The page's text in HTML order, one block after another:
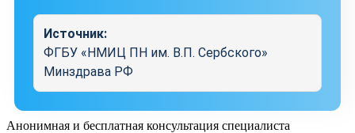
Источник:
ФГБУ «НМИЦ ПН им. В.П. Сербского»
Минздрава РФ
Анонимная и бесплатная консультация специалиста